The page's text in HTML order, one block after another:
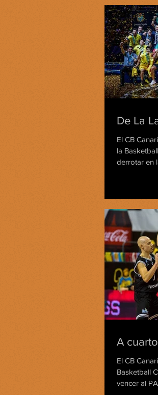
De La
El CB
la
derrotar en
A
El CB
Basketball
vencer al